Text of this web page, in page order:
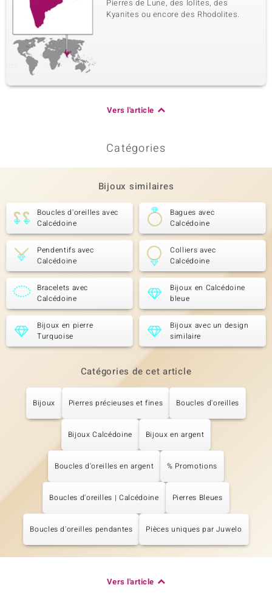
Pierres de Lune, des Iolites, des
Kyanites ou encore des Rhodolites.
Vers l'article
Catégories
Bijoux similaires
Boucles d'oreilles avec
Calcédoine
Bagues avec
Calcédoine
Pendentifs avec
Calcédoine
Colliers avec
Calcédoine
Bracelets avec
Calcédoine
Bijoux en Calcédoine
bleue
Bijoux en pierre
Turquoise
Bijoux avec un design
similaire
Catégories de cet article
Bijoux Pierres précieuses et fines Boucles d'oreilles
Bijoux Calcédoine Bijoux en argent
Boucles d'oreilles en argent % Promotions
Boucles d'oreilles | Calcédoine Pierres Bleues
Boucles d'oreilles pendantes Pièces uniques par Juwelo
Vers l'article